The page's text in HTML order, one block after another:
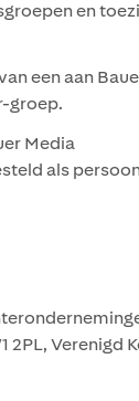
en
een aan
groep.
Media
als
Verenigd